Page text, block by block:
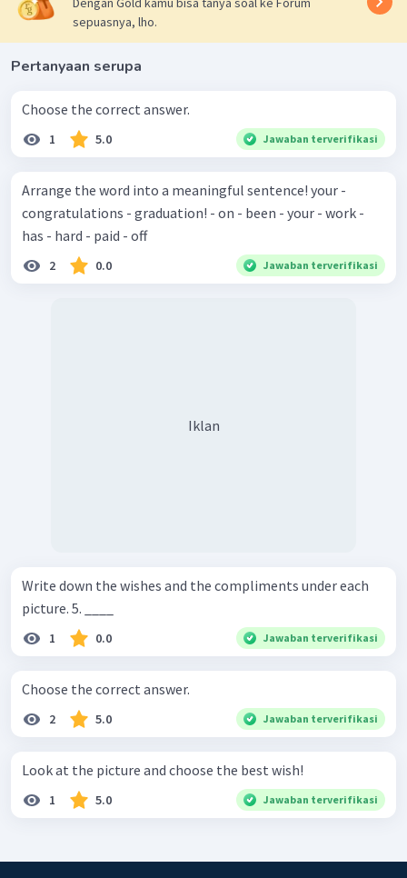
sepuasnya, lho.
Pertanyaan serupa
Choose the correct answer.
1 5.0 Jawaban terverifikasi
Arrange the word into a meaningful sentence! your -
congratulations - graduation! - on - been - your - work -
has - hard - paid - off
2 0.0 Jawaban terverifikasi
Iklan
Write down the wishes and the compliments under each
picture. 5. ____
1 0.0 Jawaban terverifikasi
Choose the correct answer.
2 5.0 Jawaban terverifikasi
Look at the picture and choose the best wish!
1 5.0 Jawaban terverifikasi